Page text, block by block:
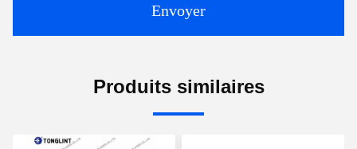
Envoyer
Produits similaires